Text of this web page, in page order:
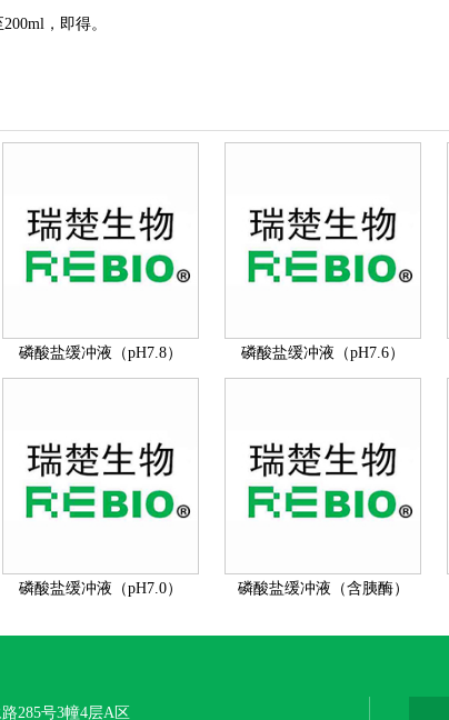
，即得。
磷酸盐缓冲液（pH7.8） 磷酸盐缓冲液（pH7.6）
磷酸盐缓冲液（pH7.0）
磷酸盐缓冲液（含胰酶）
285号3幢4层A区